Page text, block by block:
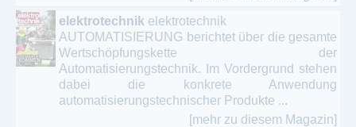
elektrotechnik elektrotechnik
AUTOMATISIERUNG berichtet über die gesamte
Wertschöpfungskette der
Automatisierungstechnik. Im Vordergrund stehen
dabei die konkrete Anwendung
automatisierungstechnischer Produkte ...
[mehr zu diesem Magazin]